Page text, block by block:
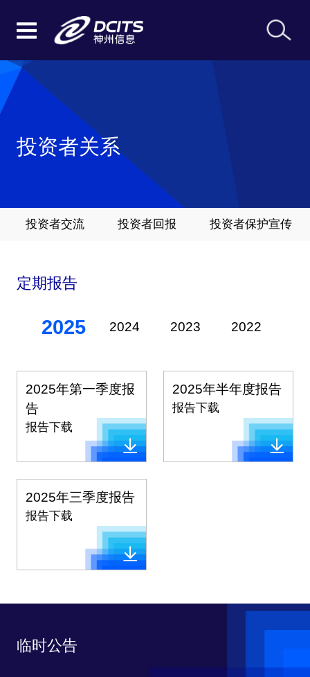
投资者关系
投资者交流 投资者回报 投资者保护宣传
定期报告
2025 2024 2023 2022
2025年第一季度报
告
报告下载
2025年半年度报告
报告下载
2025年三季度报告
报告下载
临时公告